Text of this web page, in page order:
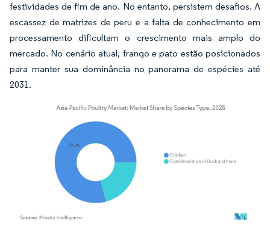
festividades de fim de ano. No entanto, persistem desafios. A
escassez de matrizes de peru e a falta de conhecimento em
processamento dificultam o crescimento mais amplo do
mercado. No cenário atual, frango e pato estão posicionados
para manter sua dominância no panorama de espécies até
2031.